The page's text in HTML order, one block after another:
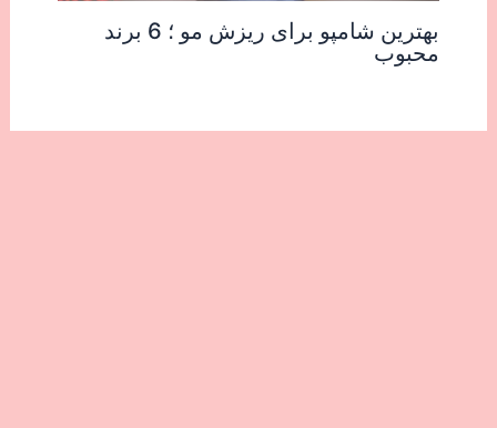
بهترین شامپو برای ریزش مو ؛ 6 برند
محبوب